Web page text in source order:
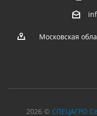
Московская
2026 © СПЕЦАГРО